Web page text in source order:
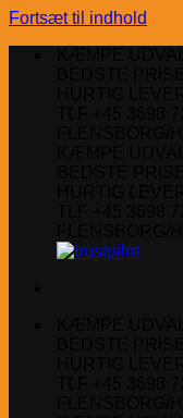
Fortsæt til indhold